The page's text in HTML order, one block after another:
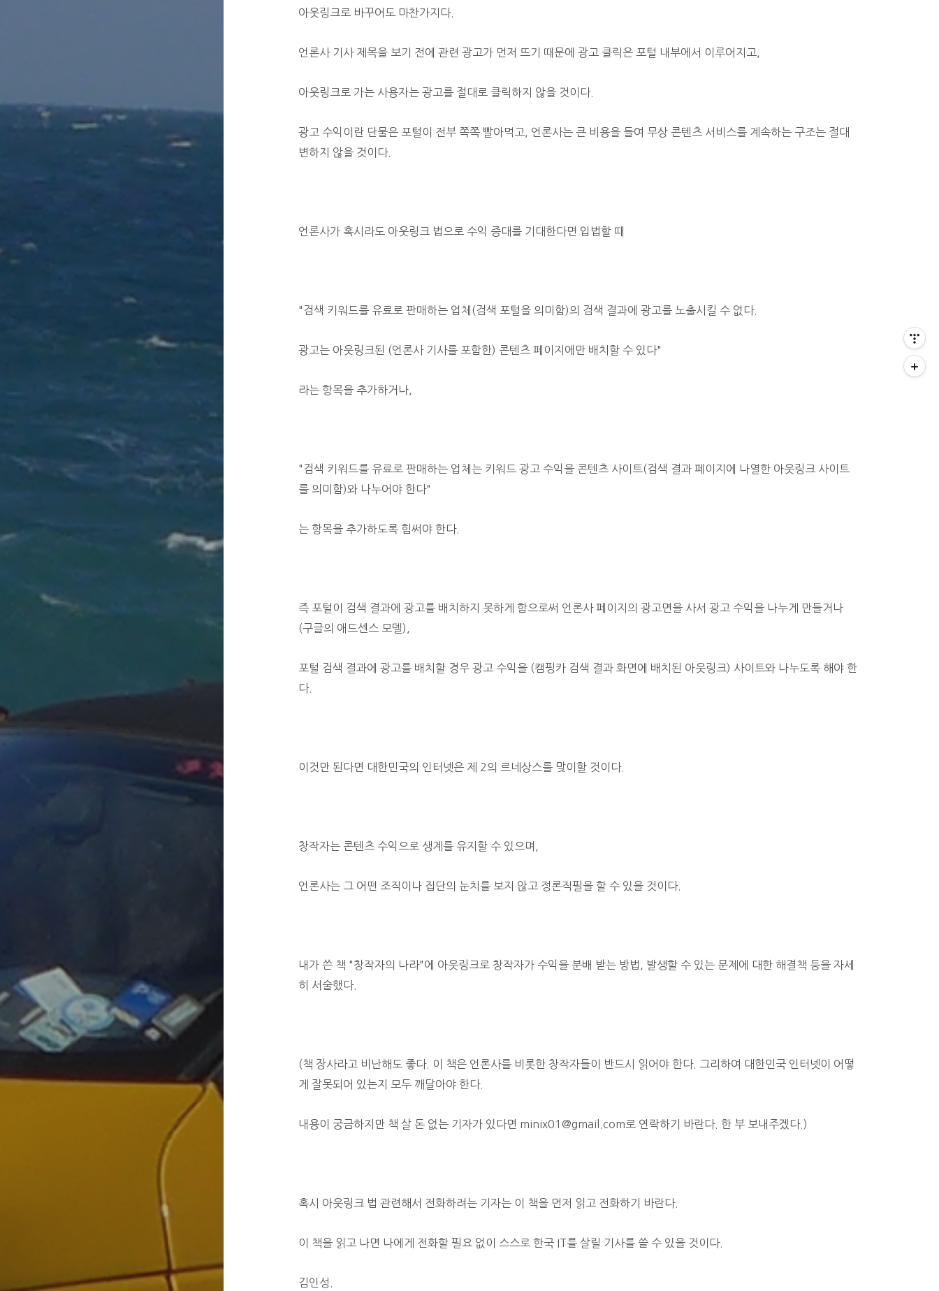
아웃링크로 바꾸어도 마찬가지다.
언론사 기사 제목을 보기 전에 관련 광고가 먼저 뜨기 때문에 광고 클릭은 포털 내부에서 이루어지고,
아웃링크로 가는 사용자는 광고를 절대로 클릭하지 않을 것이다.
광고 수익이란 단물은 포털이 전부 쪽쪽 빨아먹고, 언론사는 큰 비용을 들여 무상 콘텐츠 서비스를 계속하는 구조는 절대
변하지 않을 것이다.
언론사가 혹시라도 아웃링크 법으로 수익 증대를 기대한다면 입법할 때
"검색 키워드를 유료로 판매하는 업체(검색 포털을 의미함)의 검색 결과에 광고를 노출시킬 수 없다.
광고는 아웃링크된 (언론사 기사를 포함한) 콘텐츠 페이지에만 배치할 수 있다"
라는 항목을 추가하거나,
"검색 키워드를 유료로 판매하는 업체는 키워드 광고 수익을 콘텐츠 사이트(검색 결과 페이지에 나열한 아웃링크 사이트
를 의미함)와 나누어야 한다"
는 항목을 추가하도록 힘써야 한다.
즉 포털이 검색 결과에 광고를 배치하지 못하게 함으로써 언론사 페이지의 광고면을 사서 광고 수익을 나누게 만들거나
(구글의 애드센스 모델),
포털 검색 결과에 광고를 배치할 경우 광고 수익을 (캠핑카 검색 결과 화면에 배치된 아웃링크) 사이트와 나누도록 해야 한
다.
이것만 된다면 대한민국의 인터넷은 제 2의 르네상스를 맞이할 것이다.
창작자는 콘텐츠 수익으로 생계를 유지할 수 있으며,
언론사는 그 어떤 조직이나 집단의 눈치를 보지 않고 정론직필을 할 수 있을 것이다.
내가 쓴 책 "창작자의 나라"에 아웃링크로 창작자가 수익을 분배 받는 방법, 발생할 수 있는 문제에 대한 해결책 등을 자세
히 서술했다.
(책 장사라고 비난해도 좋다. 이 책은 언론사를 비롯한 창작자들이 반드시 읽어야 한다. 그리하여 대한민국 인터넷이 어떻
게 잘못되어 있는지 모두 깨달아야 한다.
내용이 궁금하지만 책 살 돈 없는 기자가 있다면 minix01@gmail.com로 연락하기 바란다. 한 부 보내주겠다.)
혹시 아웃링크 법 관련해서 전화하려는 기자는 이 책을 먼저 읽고 전화하기 바란다.
이 책을 읽고 나면 나에게 전화할 필요 없이 스스로 한국 IT를 살릴 기사를 쓸 수 있을 것이다.
김인성.